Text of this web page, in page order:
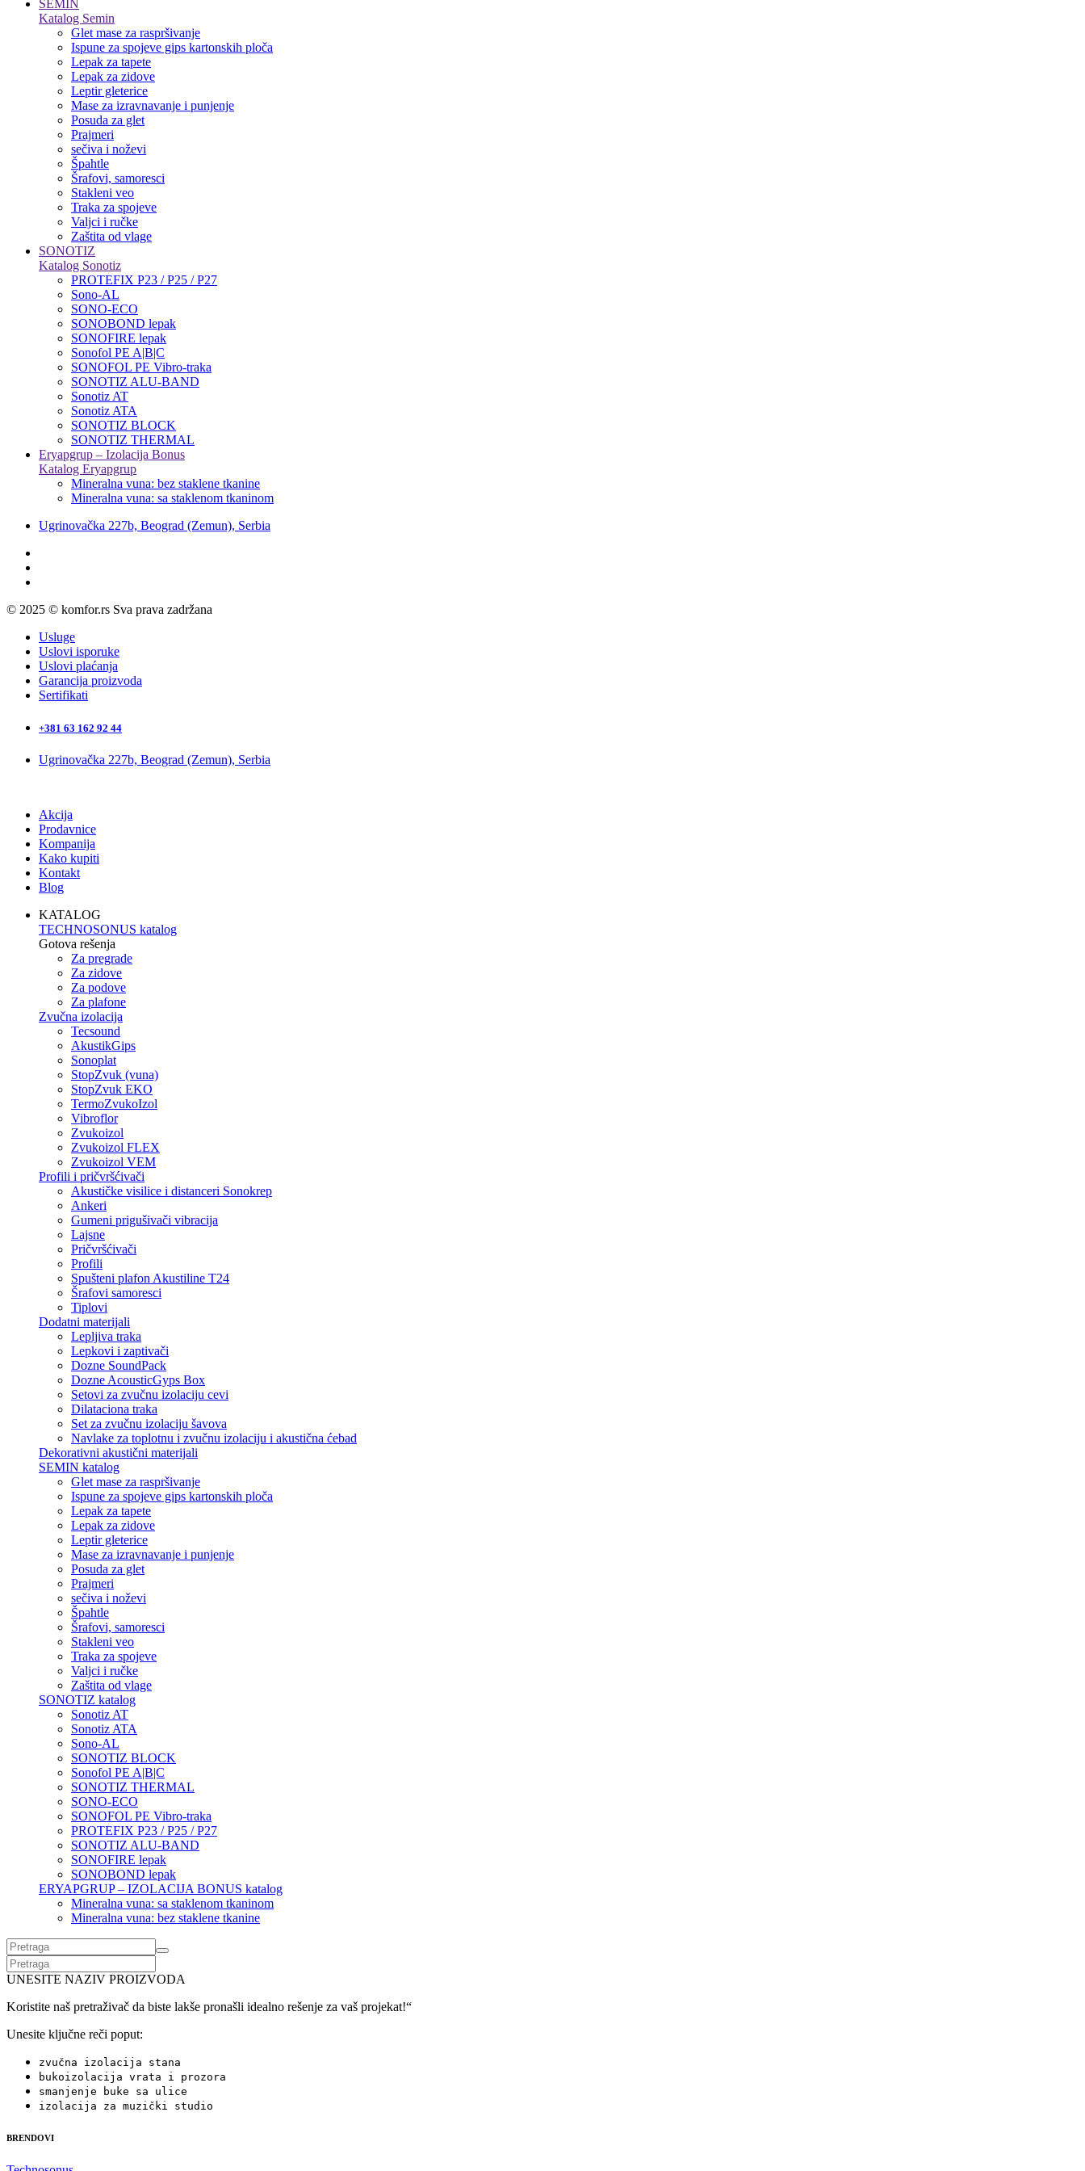
SEMIN
Katalog Semin
Glet mase za raspršivanje
Ispune za spojeve gips kartonskih ploča
Lepak za tapete
Lepak za zidove
Leptir gleterice
Mase za izravnavanje i punjenje
Posuda za glet
Prajmeri
sečiva i noževi
Špahtle
Šrafovi, samoresci
Stakleni veo
Traka za spojeve
Valjci i ručke
Zaštita od vlage
SONOTIZ
Katalog Sonotiz
PROTEFIX P23 / P25 / P27
Sono-AL
SONO-ECO
SONOBOND lepak
SONOFIRE lepak
Sonofol PE A|B|C
SONOFOL PE Vibro-traka
SONOTIZ ALU-BAND
Sonotiz AT
Sonotiz ATA
SONOTIZ BLOCK
SONOTIZ THERMAL
Eryapgrup – Izolacija Bonus
Katalog Eryapgrup
Mineralna vuna: bez staklene tkanine
Mineralna vuna: sa staklenom tkaninom
Ugrinovačka 227b, Beograd (Zemun), Serbia
© 2025 © komfor.rs Sva prava zadržana
Usluge
Uslovi isporuke
Uslovi plaćanja
Garancija proizvoda
Sertifikati
+381 63 162 92 44
Ugrinovačka 227b, Beograd (Zemun), Serbia
Akcija
Prodavnice
Kompanija
Kako kupiti
Kontakt
Blog
KATALOG
TECHNOSONUS katalog
Gotova rešenja
Za pregrade
Za zidove
Za podove
Za plafone
Zvučna izolacija
Tecsound
AkustikGips
Sonoplat
StopZvuk (vuna)
StopZvuk EKO
TermoZvukoIzol
Vibroflor
Zvukoizol
Zvukoizol FLEX
Zvukoizol VEM
Profili i pričvršćivači
Akustičke visilice i distanceri Sonokrep
Ankeri
Gumeni prigušivači vibracija
Lajsne
Pričvršćivači
Profili
Spušteni plafon Akustiline T24
Šrafovi samoresci
Tiplovi
Dodatni materijali
Lepljiva traka
Lepkovi i zaptivači
Dozne SoundPack
Dozne AcousticGyps Box
Setovi za zvučnu izolaciju cevi
Dilataciona traka
Set za zvučnu izolaciju šavova
Navlake za toplotnu i zvučnu izolaciju i akustična ćebad
Dekorativni akustični materijali
SEMIN katalog
Glet mase za raspršivanje
Ispune za spojeve gips kartonskih ploča
Lepak za tapete
Lepak za zidove
Leptir gleterice
Mase za izravnavanje i punjenje
Posuda za glet
Prajmeri
sečiva i noževi
Špahtle
Šrafovi, samoresci
Stakleni veo
Traka za spojeve
Valjci i ručke
Zaštita od vlage
SONOTIZ katalog
Sonotiz AT
Sonotiz ATA
Sono-AL
SONOTIZ BLOCK
Sonofol PE A|B|C
SONOTIZ THERMAL
SONO-ECO
SONOFOL PE Vibro-traka
PROTEFIX P23 / P25 / P27
SONOTIZ ALU-BAND
SONOFIRE lepak
SONOBOND lepak
ERYAPGRUP – IZOLACIJA BONUS katalog
Mineralna vuna: sa staklenom tkaninom
Mineralna vuna: bez staklene tkanine
UNESITE NAZIV PROIZVODA
Koristite naš pretraživač da biste lakše pronašli idealno rešenje za vaš projekat!“
Unesite ključne reči poput:
zvučna izolacija stana
bukoizolacija vrata i prozora
smanjenje buke sa ulice
izolacija za muzički studio
BRENDOVI